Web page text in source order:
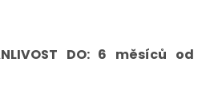
DO: 6 měsíců od